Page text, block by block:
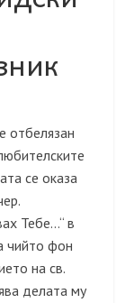
отбелязан
се оказа
Тебе…“ в
чийто фон
на св.
делата му